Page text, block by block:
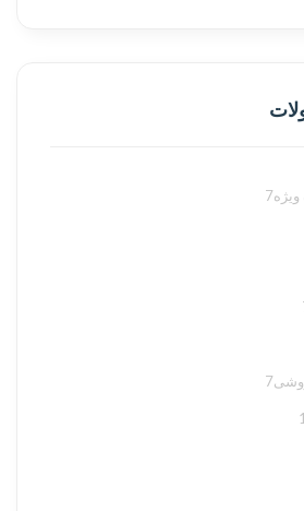
ویژه7
7